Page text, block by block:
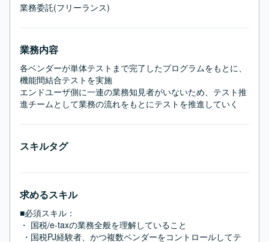
業務委託(フリーランス)
業務内容
各ベンダーが単体テストまで完了したプログラムをもとに、
機能間結合テストを実施
エンドユーザ側に一連の業務知見者がいないため、テスト推
進チームとして業務の流れをもとにテストを推進していく
スキルタグ
求めるスキル
■必須スキル：
・ 国税/e-taxの業務全般を理解していること